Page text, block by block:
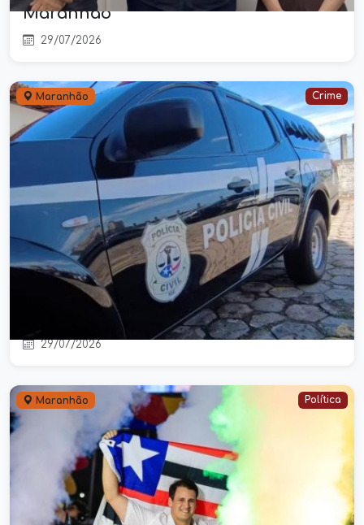
Maranhão
29/07/2026
Maranhão Crime
Homem é preso em Bacuri após
expulsar pais idosos e atear fogo no
29/07/2026
Maranhão Política